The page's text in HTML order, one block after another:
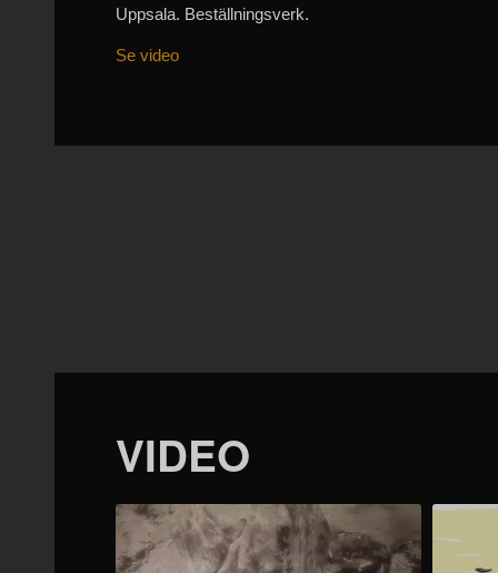
Uppsala. Beställningsverk.
Se video
VIDEO